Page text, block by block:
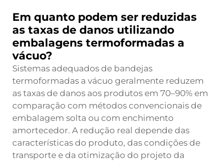
Em quanto podem ser reduzidas
as taxas de danos utilizando
embalagens termoformadas a
vácuo?
Sistemas adequados de bandejas
termoformadas a vácuo geralmente reduzem
as taxas de danos aos produtos em 70–90% em
comparação com métodos convencionais de
embalagem solta ou com enchimento
amortecedor. A redução real depende das
características do produto, das condições de
transporte e da otimização do projeto da